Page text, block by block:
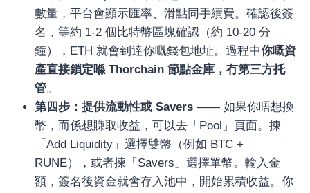
數量，平台會顯示匯率、滑點同手續費。確認後簽
名，等約 1-2 個比特幣區塊確認（約 10-20 分
鐘），ETH 就會到達你嘅錢包地址。過程中你嘅資
產直接鎖定喺 Thorchain 節點金庫，冇第三方托
管。
第四步：提供流動性或 Savers —— 如果你唔想換
幣，而係想賺取收益，可以去「Pool」頁面。揀
「Add Liquidity」選擇雙幣（例如 BTC +
RUNE），或者揀「Savers」選擇單幣。輸入金
額，簽名後資金就會存入池中，開始累積收益。你